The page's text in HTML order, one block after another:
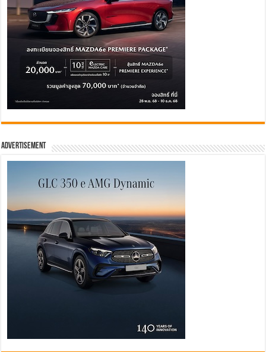
Advertisement